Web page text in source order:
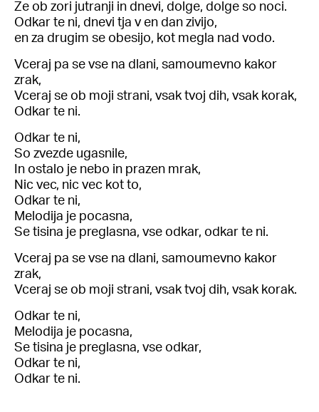
Ze ob zori jutranji in dnevi, dolge, dolge so noci.
Odkar te ni, dnevi tja v en dan zivijo,
en za drugim se obesijo, kot megla nad vodo.
Vceraj pa se vse na dlani, samoumevno kakor
zrak,
Vceraj se ob moji strani, vsak tvoj dih, vsak korak,
Odkar te ni.
Odkar te ni,
So zvezde ugasnile,
In ostalo je nebo in prazen mrak,
Nic vec, nic vec kot to,
Odkar te ni,
Melodija je pocasna,
Se tisina je preglasna, vse odkar, odkar te ni.
Vceraj pa se vse na dlani, samoumevno kakor
zrak,
Vceraj se ob moji strani, vsak tvoj dih, vsak korak.
Odkar te ni,
Melodija je pocasna,
Se tisina je preglasna, vse odkar,
Odkar te ni,
Odkar te ni.